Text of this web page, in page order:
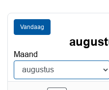
Vandaag
Maand